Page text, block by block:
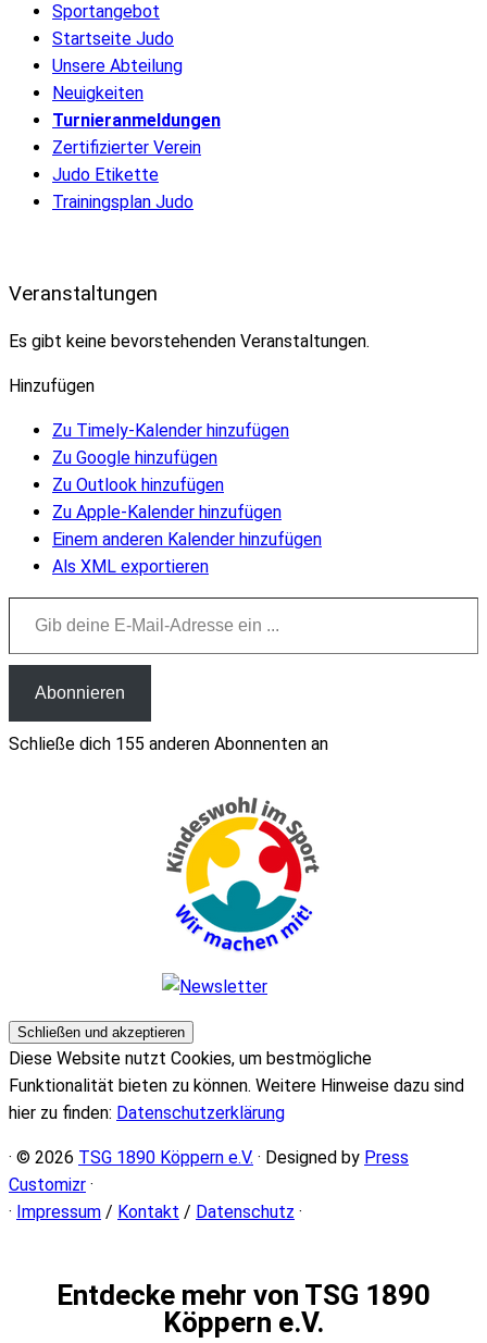
Sportangebot
Startseite Judo
Unsere Abteilung
Neuigkeiten
Turnieranmeldungen
Zertifizierter Verein
Judo Etikette
Trainingsplan Judo
Veranstaltungen
Es gibt keine bevorstehenden Veranstaltungen.
Hinzufügen
Zu Timely-Kalender hinzufügen
Zu Google hinzufügen
Zu Outlook hinzufügen
Zu Apple-Kalender hinzufügen
Einem anderen Kalender hinzufügen
Als XML exportieren
Gib deine E-Mail-Adresse ein ...
Abonnieren
Schließe dich 155 anderen Abonnenten an
Diese Website nutzt Cookies, um bestmögliche
Funktionalität bieten zu können. Weitere Hinweise dazu sind
hier zu finden: Datenschutzerklärung
· © 2026 TSG 1890 Köppern e.V. · Designed by Press
Customizr ·
· Impressum / Kontakt / Datenschutz ·
Entdecke mehr von TSG 1890
Köppern e.V.